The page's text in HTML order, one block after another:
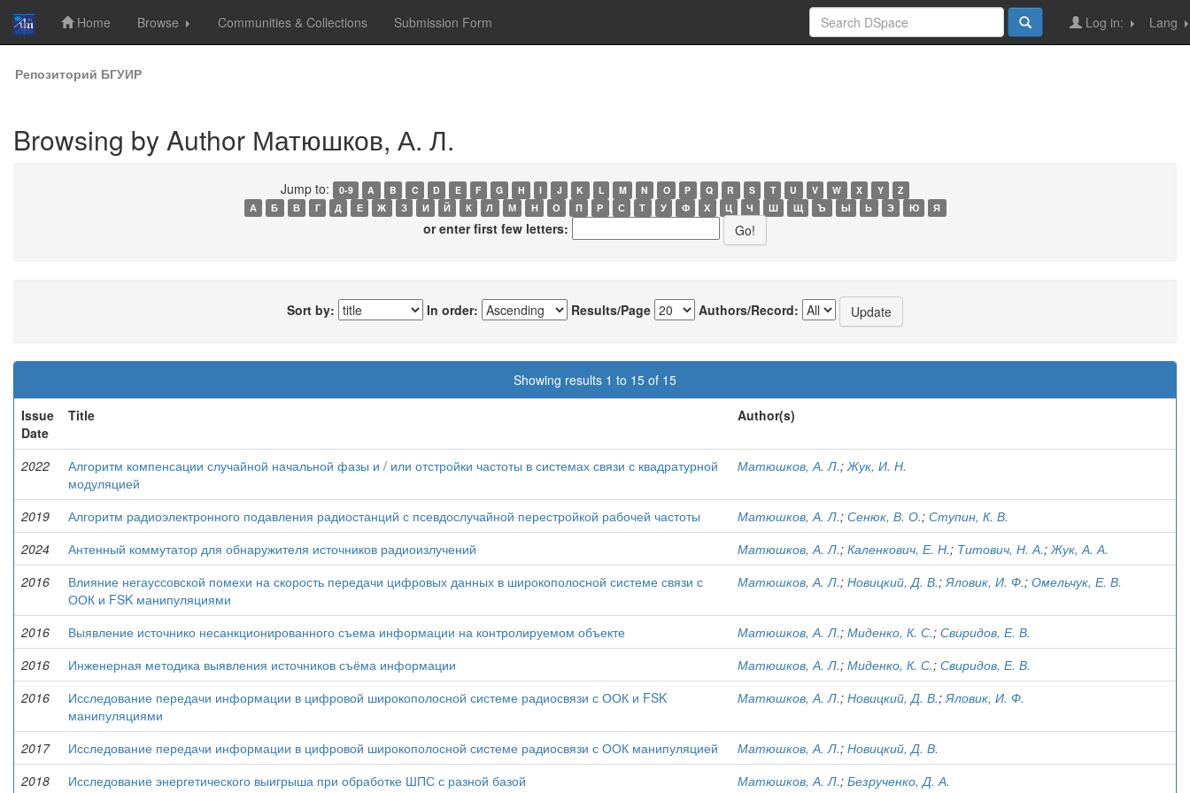
Skip
navigation
Home Browse Communities & Collections Submission Form Lang
Log in:
Репозиторий БГУИР
Browsing by Author Матюшков, А. Л.
Jump to: 0-9 A B C D E F G H I J K L M N O P Q R S T U V W X Y
Z
А
Б В Г Д Е Ж З И Й К Л М Н О П Р С Т У Ф Х Ц Ч Ш Щ Ъ Ы Ь Э Ю Я
or enter first few letters:
Sort by: In order: Results/Page Authors/Record:
Showing results 1 to 15 of 15
Issue
Date
Title Author(s)
2022
Алгоритм компенсации случайной начальной фазы и / или отстройки частоты в системах связи с квадратурной
модуляцией
Матюшков, А. Л.;Жук, И. Н.
2019 Алгоритм радиоэлектронного подавления радиостанций с псевдослучайной перестройкой рабочей частоты Матюшков, А. Л.; Сенюк, В. О.; Ступин, К. В.
2024
Антенный коммутатор для обнаружителя источников радиоизлучений Матюшков, А. Л.; Каленкович, Е. Н.; Титович, Н. А.;Жук, А. А.
2016
Влияние негауссовской помехи на скорость передачи цифровых данных в широкополосной системе связи с
ООК и FSK манипуляциями
Матюшков, А. Л.; Новицкий, Д. В.;Яловик, И. Ф.; Омельчук, Е. В.
2016 Выявление источнико несанкционированного съема информации на контролируемом объекте Матюшков, А. Л.; Миденко, К. С.; Свиридов, Е. В.
2016
Инженерная методика выявления источников съёма информации Матюшков, А. Л.; Миденко, К. С.; Свиридов, Е. В.
2016
Исследование передачи информации в цифровой широкополосной системе радиосвязи с ООК и FSK
манипуляциями
Матюшков, А. Л.; Новицкий, Д. В.;Яловик, И. Ф.
2017 Исследование передачи информации в цифровой широкополосной системе радиосвязи с ООК манипуляцией Матюшков, А. Л.; Новицкий, Д. В.
2018
Исследование энергетического выигрыша при обработке ШПС с разной базой Матюшков, А. Л.; Безрученко, Д. А.